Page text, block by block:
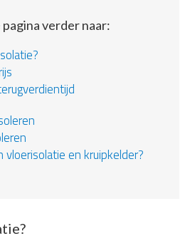
verder naar:
vloerisolatie en kruipkelder?